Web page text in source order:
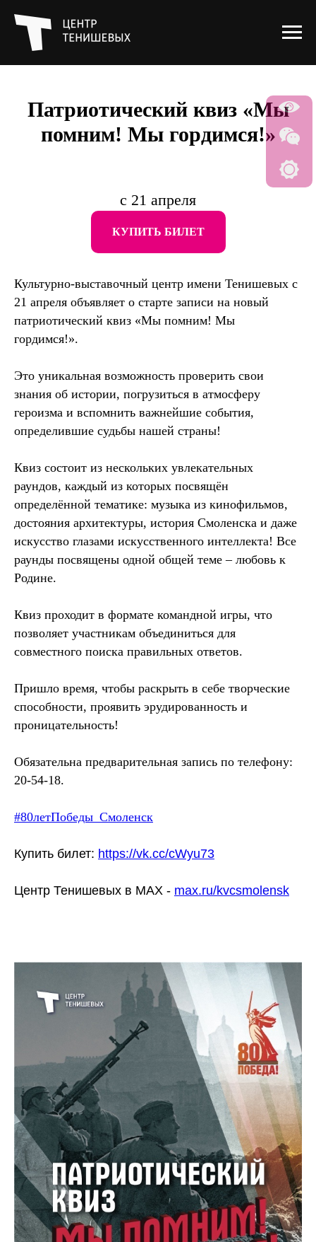
Патриотический квиз «Мы
помним! Мы гордимся!»
с 21 апреля
КУПИТЬ БИЛЕТ
Культурно-выставочный центр имени Тенишевых с
21 апреля объявляет о старте записи на новый
патриотический квиз «Мы помним! Мы
гордимся!».
Это уникальная возможность проверить свои
знания об истории, погрузиться в атмосферу
героизма и вспомнить важнейшие события,
определившие судьбы нашей страны!
Квиз состоит из нескольких увлекательных
раундов, каждый из которых посвящён
определённой тематике: музыка из кинофильмов,
достояния архитектуры, история Смоленска и даже
искусство глазами искусственного интеллекта! Все
раунды посвящены одной общей теме – любовь к
Родине.
Квиз проходит в формате командной игры, что
позволяет участникам объединиться для
совместного поиска правильных ответов.
Пришло время, чтобы раскрыть в себе творческие
способности, проявить эрудированность и
проницательность!
Обязательна предварительная запись по телефону:
20-54-18.
#80летПобеды_Смоленск
Купить билет: https://vk.cc/cWyu73
Центр Тенишевых в МАХ - max.ru/kvcsmolensk